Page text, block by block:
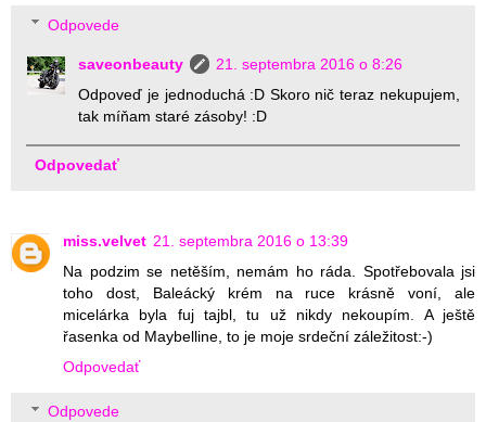
Odpovede
saveonbeauty
21. septembra 2016 o 8:26
Odpoveď je jednoduchá :D Skoro nič teraz nekupujem,
tak míňam staré zásoby! :D
Odpovedať
miss.velvet 21. septembra 2016 o 13:39
Na podzim se netěším, nemám ho ráda. Spotřebovala jsi
toho dost, Baleácký krém na ruce krásně voní, ale
micelárka byla fuj tajbl, tu už nikdy nekoupím. A ještě
řasenka od Maybelline, to je moje srdeční záležitost:-)
Odpovedať
Odpovede